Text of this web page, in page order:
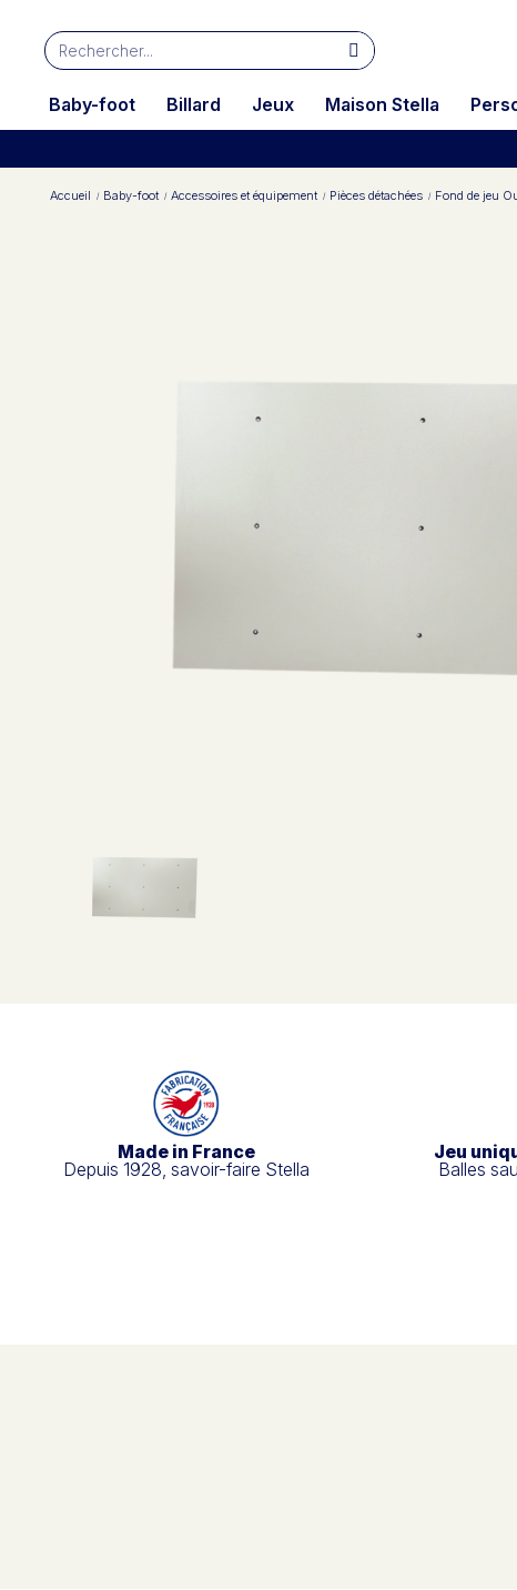
Baby-foot Billard Jeux Maison Stella
Accueil Baby-foot Accessoires et équipement Pièces détachées Fond de jeu
Made in France
Depuis 1928, savoir-faire Stella
Jeu
Balles